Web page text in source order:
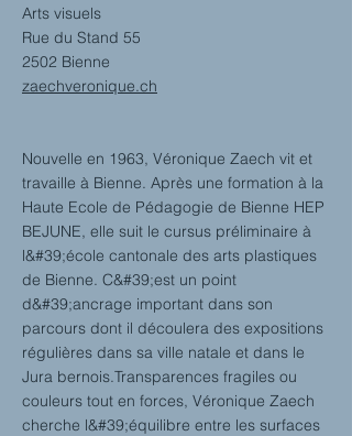
Arts visuels
Rue du Stand 55
2502 Bienne
zaechveronique.ch
Nouvelle en 1963, Véronique Zaech vit et
travaille à Bienne. Après une formation à la
Haute Ecole de Pédagogie de Bienne HEP
BEJUNE, elle suit le cursus préliminaire à
l&#39;école cantonale des arts plastiques
de Bienne. C&#39;est un point
d&#39;ancrage important dans son
parcours dont il découlera des expositions
régulières dans sa ville natale et dans le
Jura bernois.Transparences fragiles ou
couleurs tout en forces, Véronique Zaech
cherche l&#39;équilibre entre les surfaces